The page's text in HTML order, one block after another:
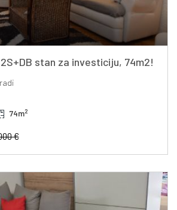
stan za investiciju, 74m2!
74m2
€